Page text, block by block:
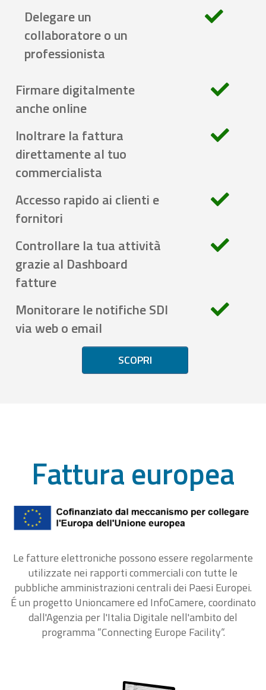
Delegare un
collaboratore o un
professionista
Firmare digitalmente
anche online
Inoltrare la fattura
direttamente al tuo
commercialista
Accesso rapido ai clienti e
fornitori
Controllare la tua attività
grazie al Dashboard
fatture
Monitorare le notifiche SDI
via web o email
SCOPRI
Fattura europea
Le fatture elettroniche possono essere regolarmente
utilizzate nei rapporti commerciali con tutte le
pubbliche amministrazioni centrali dei Paesi Europei.
É un progetto Unioncamere ed InfoCamere, coordinato
dall'Agenzia per l'Italia Digitale nell'ambito del
programma “Connecting Europe Facility“.